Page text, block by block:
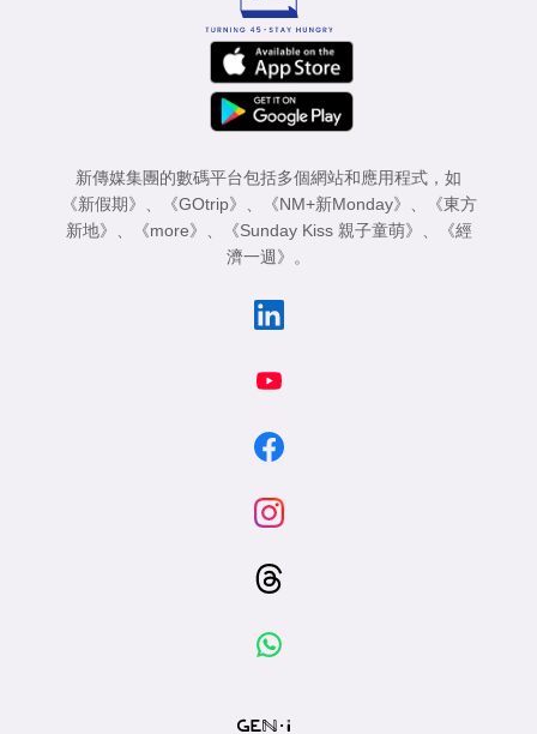
新傳媒集團的數碼平台包括多個網站和應用程式，如
《新假期》 、 《GOtrip》 、 《NM+新Monday》 、
《東方
新地》 、 《more》 、 《Sunday Kiss 親子童萌》 、
《經
濟一週》 。